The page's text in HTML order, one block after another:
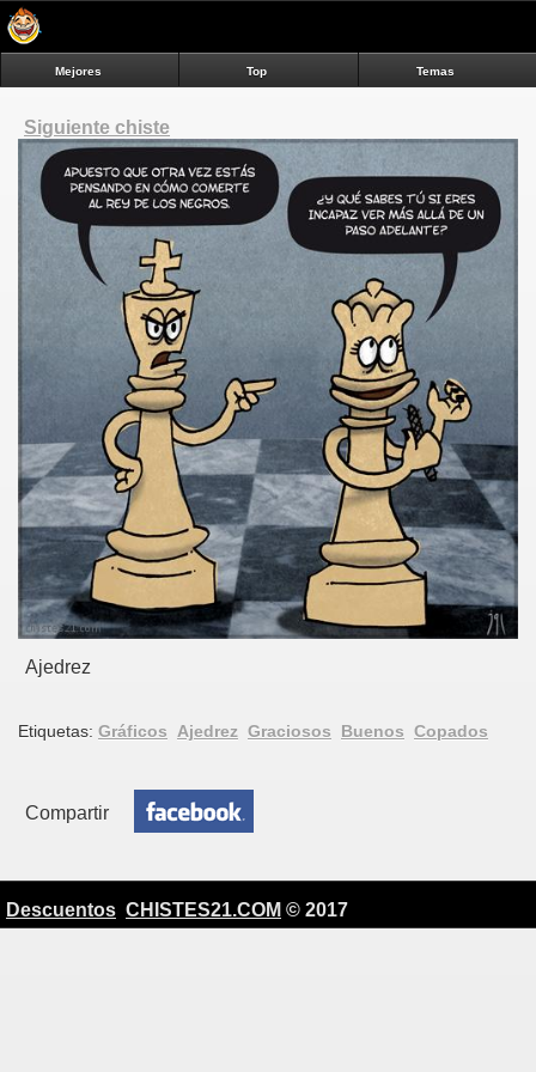
Mejores Top Temas
Siguiente chiste
Ajedrez
Etiquetas: Gráficos Ajedrez Graciosos Buenos Copados
Compartir
Descuentos CHISTES21.COM © 2017